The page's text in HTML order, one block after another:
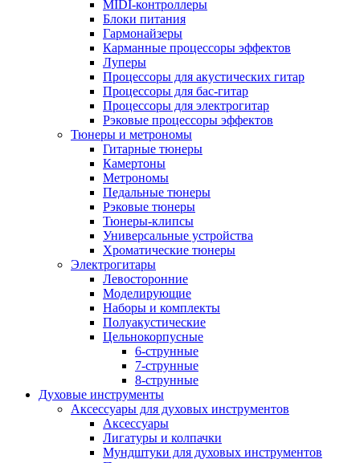
MIDI-контроллеры
Блоки питания
Гармонайзеры
Карманные процессоры эффектов
Луперы
Процессоры для акустических гитар
Процессоры для бас-гитар
Процессоры для электрогитар
Рэковые процессоры эффектов
Тюнеры и метрономы
Гитарные тюнеры
Камертоны
Метрономы
Педальные тюнеры
Рэковые тюнеры
Тюнеры-клипсы
Универсальные устройства
Хроматические тюнеры
Электрогитары
Левосторонние
Моделирующие
Наборы и комплекты
Полуакустические
Цельнокорпусные
6-струнные
7-струнные
8-струнные
Духовые инструменты
Аксессуары для духовых инструментов
Аксессуары
Лигатуры и колпачки
Мундштуки для духовых инструментов